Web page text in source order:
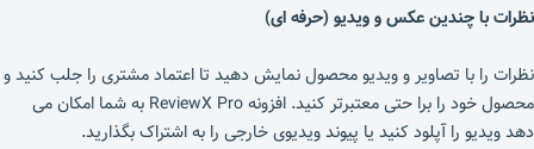
نظرات با چندین عکس و ویدیو (حرفه ای)
نظرات را با تصاویر و ویدیو محصول نمایش دهید تا اعتماد مشتری را جلب کنید و
محصول خود را برا حتی معتبرتر کنید. افزونه ReviewX Pro به شما امکان می
دهد ویدیو را آپلود کنید یا پیوند ویدیوی خارجی را به اشتراک بگذارید.